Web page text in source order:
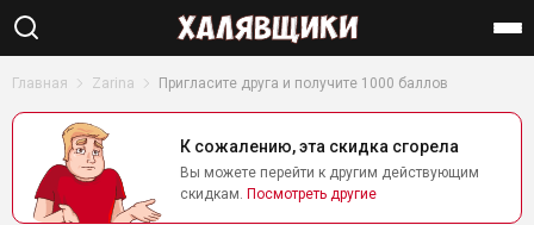
Главная Zarina Пригласите друга и получите 1000 баллов
К сожалению, эта скидка сгорела
Вы можете перейти к другим действующим
скидкам. Посмотреть другие